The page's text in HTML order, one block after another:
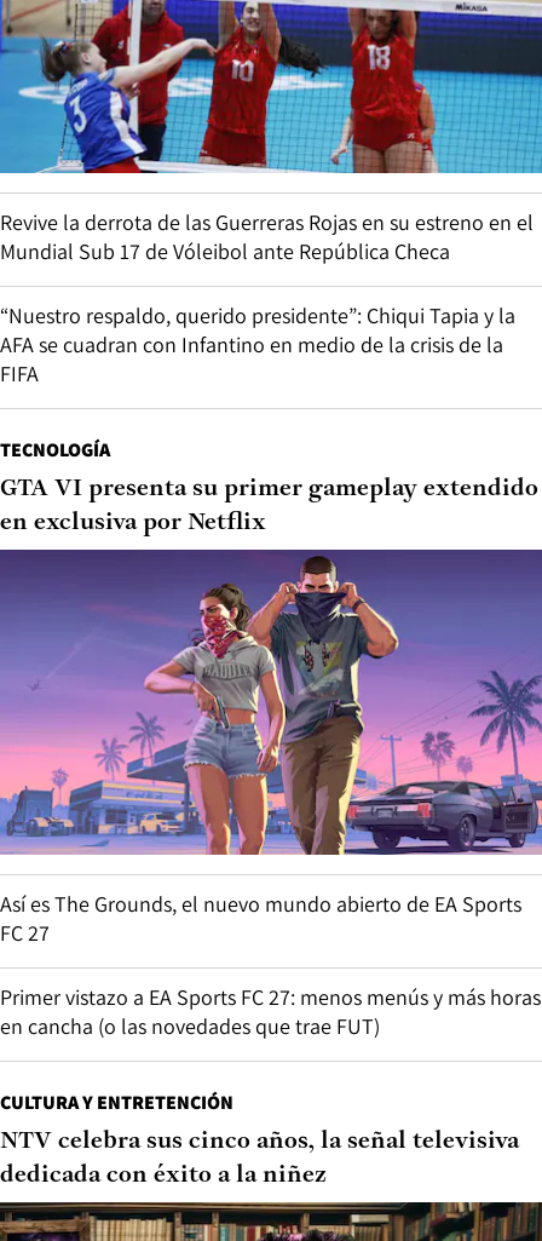
Revive la derrota de las Guerreras Rojas en su estreno en el
Mundial Sub 17 de Vóleibol ante República Checa
“Nuestro respaldo, querido presidente”: Chiqui Tapia y la
AFA se cuadran con Infantino en medio de la crisis de la
FIFA
TECNOLOGÍA
GTA VI presenta su primer gameplay extendido
en exclusiva por Netflix
Así es The Grounds, el nuevo mundo abierto de EA Sports
FC 27
Primer vistazo a EA Sports FC 27: menos menús y más horas
en cancha (o las novedades que trae FUT)
CULTURA Y ENTRETENCIÓN
NTV celebra sus cinco años, la señal televisiva
dedicada con éxito a la niñez